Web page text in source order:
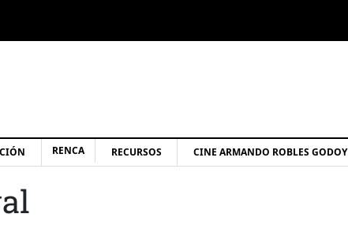
RENCA RECURSOS CINE ARMANDO ROBLES GODOY